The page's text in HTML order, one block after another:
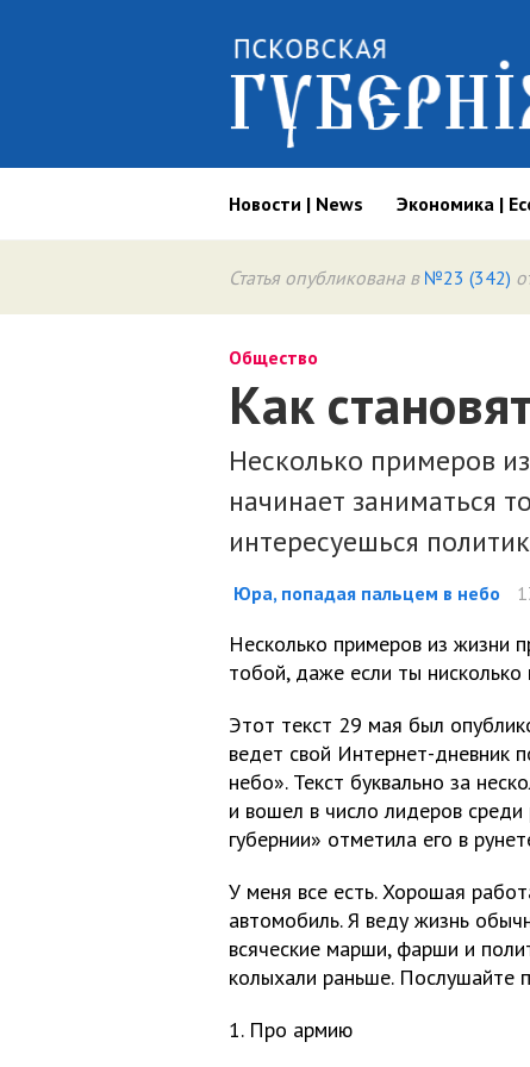
Новости | News Экономика |
Статья опубликована в №23 (342)
Общество
Как
Несколько примеров
начинает заниматься
интересуешься
Юра, попадая пальцем в небо
Несколько примеров из жизни
тобой, даже если ты
Этот текст 29 мая был
ведет свой Интернет-
небо». Текст буквально за
и вошел в число лидеров среди
губернии» отметила его в
У меня все есть. Хорошая
автомобиль. Я веду жизнь
всяческие марши, фарши и
колыхали раньше. Послушайте
1. Про армию